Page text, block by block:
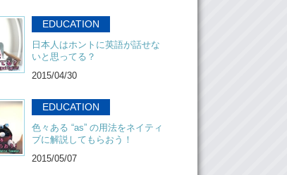
EDUCATION
日本人はホントに英語が話せな
いと思ってる？
2015/04/30
EDUCATION
色々ある “as” の用法をネイティ
ブに解説してもらおう！
2015/05/07